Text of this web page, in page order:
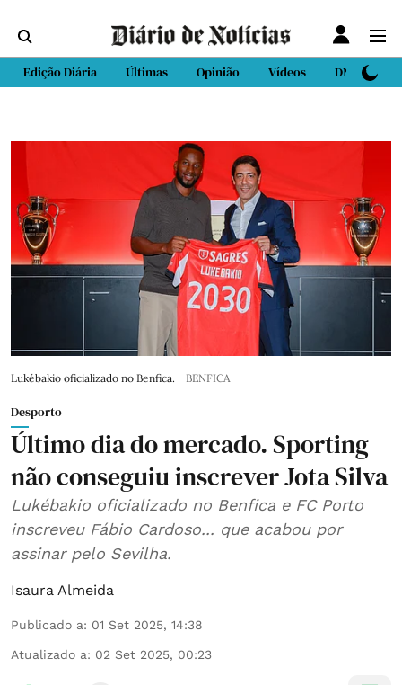
Edição Diária Últimas Opinião Vídeos DN Sport
Lukébakio oficializado no Benfica. BENFICA
Desporto
Último dia do mercado. Sporting
não conseguiu inscrever Jota Silva
Lukébakio oficializado no Benfica e FC Porto
inscreveu Fábio Cardoso... que acabou por
assinar pelo Sevilha.
Isaura Almeida
Publicado a: 01 Set 2025, 14:38
Atualizado a: 02 Set 2025, 00:23